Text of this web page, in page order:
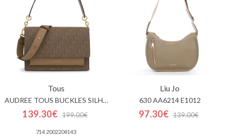
Tous
AUDREE TOUS BUCKLES SILHOUETTE
139.30€ 199.00€
714 2002204143
Liu Jo
630 AA6214 E1012
97.30€ 139.00€